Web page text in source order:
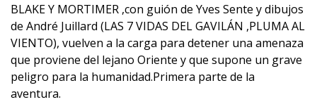
BLAKE Y MORTIMER ,con guión de Yves Sente y dibujos
de André Juillard (LAS 7 VIDAS DEL GAVILÁN ,PLUMA AL
VIENTO), vuelven a la carga para detener una amenaza
que proviene del lejano Oriente y que supone un grave
peligro para la humanidad.Primera parte de la
aventura.